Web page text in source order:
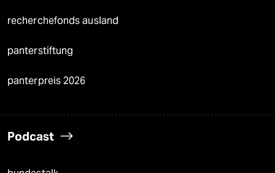
recherchefonds ausland
panterstiftung
panterpreis 2026
Podcast